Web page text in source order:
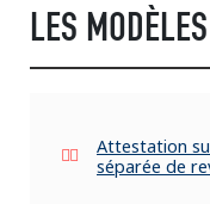
LES
Attestation
séparée de